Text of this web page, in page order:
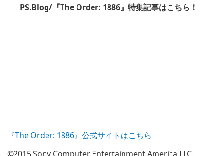
PS.Blog/『The Order: 1886』特集記事はこちら！
『The Order: 1886』公式サイトはこちら
©2015 Sony Computer Entertainment America LLC.